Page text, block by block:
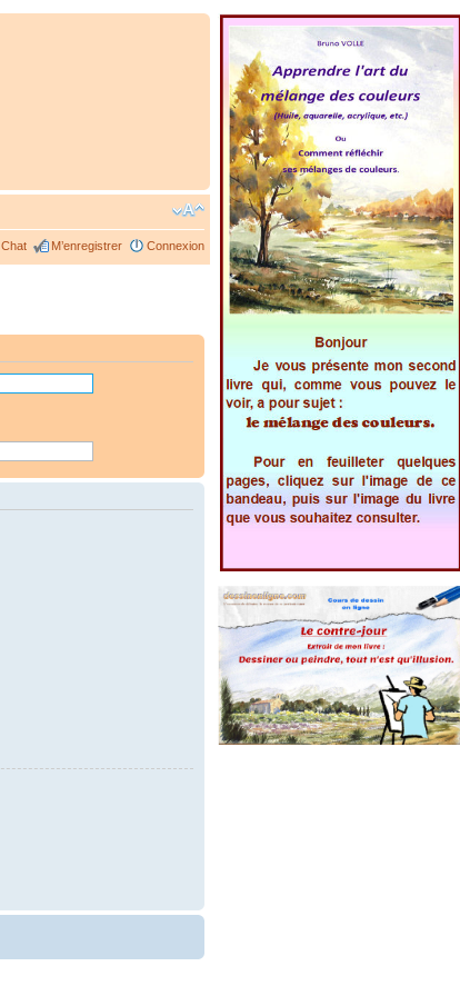
Chat M’enregistrer Connexion